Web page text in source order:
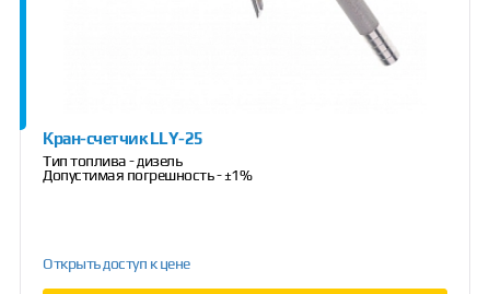
Кран-счетчик LLY-25
Тип топлива - дизель
Допустимая погрешность - ±1%
Открыть доступ к цене